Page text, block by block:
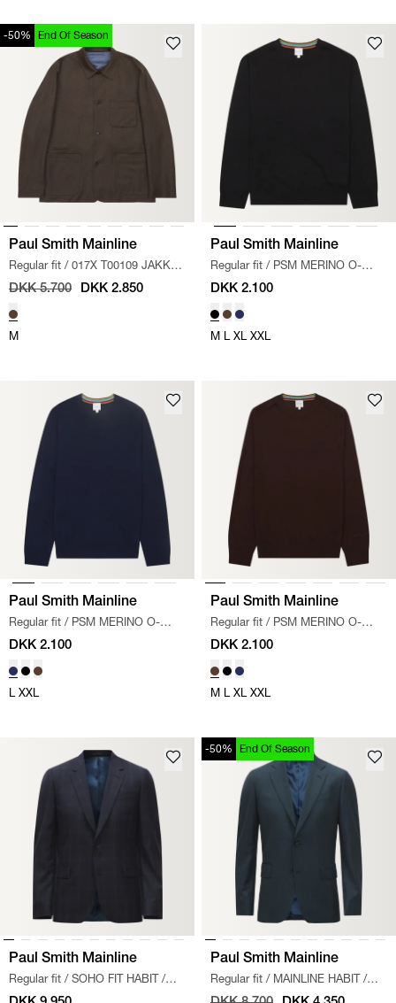
-50% End Of Season
Paul Smith Mainline
Regular fit / 017X T00109 JAKKE
BRUN
DKK 5.700 DKK 2.850
M
Paul Smith Mainline
Regular fit / PSM MERINO O-
NECK STRIK
DKK 2.100
M L XL XXL
Paul Smith Mainline
Regular fit / PSM MERINO O-
NECK STRIK
DKK 2.100
L XXL
Paul Smith Mainline
Regular fit / PSM MERINO O-
NECK STRIK
DKK 2.100
M L XL XXL
Paul Smith Mainline
Regular fit / SOHO FIT HABIT /
NAVY
-50% End Of Season
Paul Smith Mainline
Regular fit / MAINLINE HABIT /
BLÅ